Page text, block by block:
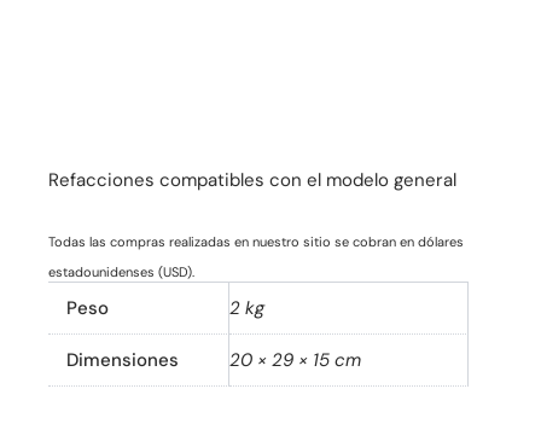
Refacciones compatibles con el modelo general
Todas las compras realizadas en nuestro sitio se cobran en dólares
estadounidenses (USD).
Peso 2 kg
Dimensiones 20 × 29 × 15 cm